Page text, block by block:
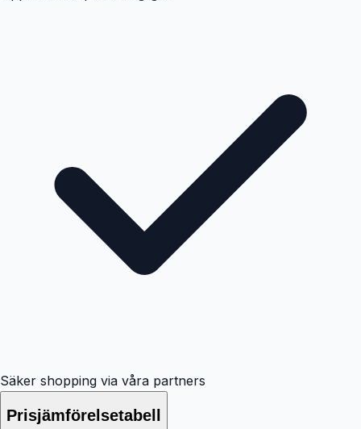
Säker shopping via våra partners
Prisjämförelsetabell